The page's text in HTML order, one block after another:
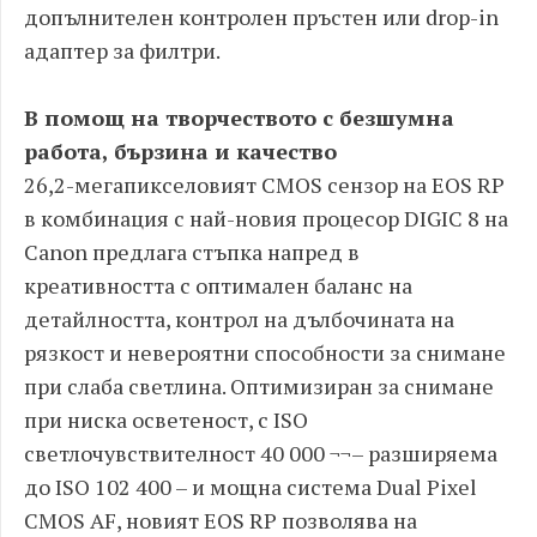
допълнителен контролен пръстен или drop-in
адаптер за филтри.
В помощ на творчеството с безшумна
работа, бързина и качество
26,2-мегапикселовият CMOS сензор на EOS RP
в комбинация с най-новия процесор DIGIC 8 на
Canon предлага стъпка напред в
креативността с оптимален баланс на
детайлността, контрол на дълбочината на
рязкост и невероятни способности за снимане
при слаба светлина. Оптимизиран за снимане
при ниска осветеност, с ISO
светлочувствителност 40 000 ¬¬– разширяема
до ISO 102 400 – и мощна система Dual Pixel
CMOS AF, новият EOS RP позволява на